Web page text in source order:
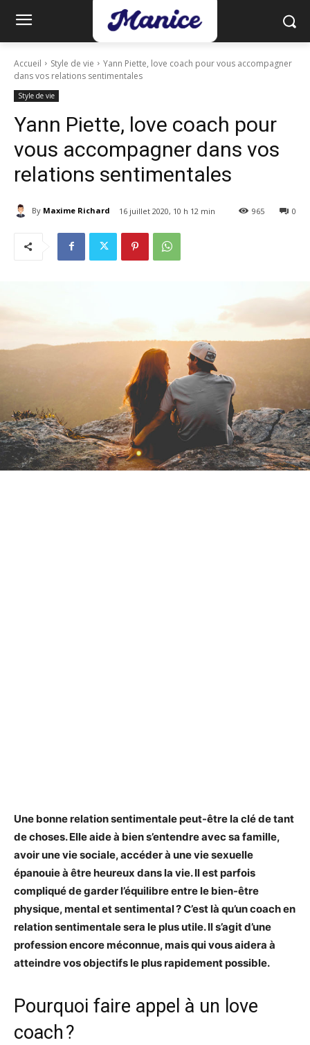
Accueil Style de vie
Yann Piette, love coach pour vous accompagner
dans vos relations sentimentales
Style de vie
Yann Piette, love coach pour
vous accompagner dans vos
relations sentimentales
By Maxime Richard 16 juillet 2020, 10 h 12 min 0
965
Une bonne relation sentimentale peut-être la clé de tant
de choses. Elle aide à bien s’entendre avec sa famille,
avoir une vie sociale, accéder à une vie sexuelle
épanouie à être heureux dans la vie. Il est parfois
compliqué de garder l’équilibre entre le bien-être
physique, mental et sentimental ? C’est là qu’un coach en
relation sentimentale sera le plus utile. Il s’agit d’une
profession encore méconnue, mais qui vous aidera à
atteindre vos objectifs le plus rapidement possible.
Pourquoi faire appel à un love
coach ?